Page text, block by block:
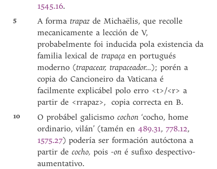
1545.16.
5 A formatrapazde Michaëlis, que recolle
mecanicamente a lección de V,
probabelmente foi inducida pola existencia da
familia lexical detrapaçaen portugués
moderno (trapacear, trapaceador...); porén a
copia do Cancioneiro da Vaticana é
facilmente explicábel polo erro <t>/<r> a
partir de <rrapaz>, copia correcta en B.
10 O probábel galicismocochon‘cocho, home
ordinario, vilán’ (tamén en489.31,778.12,
1575.27) podería ser formación autóctona a
partir decocho, pois -on é sufixo despectivo-
aumentativo.